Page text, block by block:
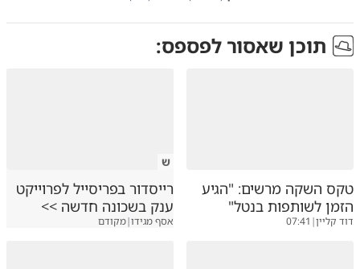
תוכן שאסור לפספס:
טקס השקה מרשים: "הגיע
הזמן לשותפות בנטל"
דוד קליין|
07:41
ש
רייסדור בפריסייל לפרוייקט
ענק בשכונה חדשה >>
אסף מגידו|מקודם